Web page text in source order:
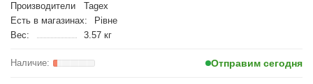
Производители
Tagex
Есть в магазинах:
Рівне
Вес:
3.57 кг
Отправим сегодня